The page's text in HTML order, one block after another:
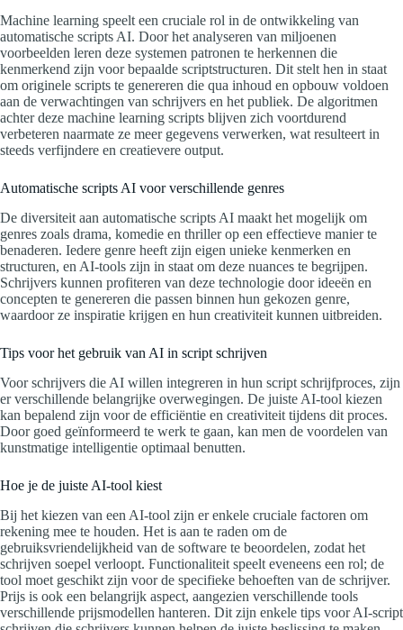
Machine learning speelt een cruciale rol in de ontwikkeling van
automatische scripts AI. Door het analyseren van miljoenen
voorbeelden leren deze systemen patronen te herkennen die
kenmerkend zijn voor bepaalde scriptstructuren. Dit stelt hen in staat
om originele scripts te genereren die qua inhoud en opbouw voldoen
aan de verwachtingen van schrijvers en het publiek. De algoritmen
achter deze machine learning scripts blijven zich voortdurend
verbeteren naarmate ze meer gegevens verwerken, wat resulteert in
steeds verfijndere en creatievere output.
Automatische scripts AI voor verschillende genres
De diversiteit aan automatische scripts AI maakt het mogelijk om
genres zoals drama, komedie en thriller op een effectieve manier te
benaderen. Iedere genre heeft zijn eigen unieke kenmerken en
structuren, en AI-tools zijn in staat om deze nuances te begrijpen.
Schrijvers kunnen profiteren van deze technologie door ideeën en
concepten te genereren die passen binnen hun gekozen genre,
waardoor ze inspiratie krijgen en hun creativiteit kunnen uitbreiden.
Tips voor het gebruik van AI in script schrijven
Voor schrijvers die AI willen integreren in hun script schrijfproces, zijn
er verschillende belangrijke overwegingen. De juiste AI-tool kiezen
kan bepalend zijn voor de efficiëntie en creativiteit tijdens dit proces.
Door goed geïnformeerd te werk te gaan, kan men de voordelen van
kunstmatige intelligentie optimaal benutten.
Hoe je de juiste AI-tool kiest
Bij het kiezen van een AI-tool zijn er enkele cruciale factoren om
rekening mee te houden. Het is aan te raden om de
gebruiksvriendelijkheid van de software te beoordelen, zodat het
schrijven soepel verloopt. Functionaliteit speelt eveneens een rol; de
tool moet geschikt zijn voor de specifieke behoeften van de schrijver.
Prijs is ook een belangrijk aspect, aangezien verschillende tools
verschillende prijsmodellen hanteren. Dit zijn enkele tips voor AI-script